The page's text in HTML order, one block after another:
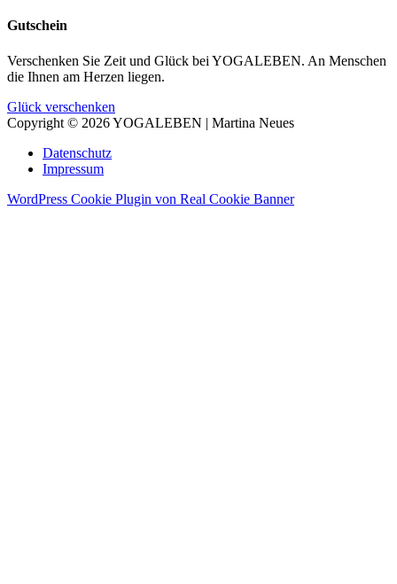
Gutschein
Verschenken Sie Zeit und Glück bei YOGALEBEN. An Menschen
die Ihnen am Herzen liegen.
Glück verschenken
Copyright © 2026 YOGALEBEN | Martina Neues
Datenschutz
Impressum
WordPress Cookie Plugin von Real Cookie Banner